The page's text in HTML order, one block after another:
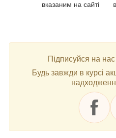
вказаним на сайті
Підписуйся на
Будь завжди в курсі